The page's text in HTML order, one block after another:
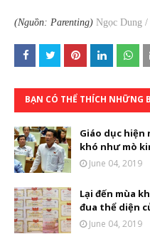
(Nguồn: Parenting) Ngọc Dung
BẠN CÓ THỂ THÍCH NHỮNG
Giáo dục hiện
khó như mò
June 04, 2019
Lại đến mùa
đua thể diện
June 04, 2019